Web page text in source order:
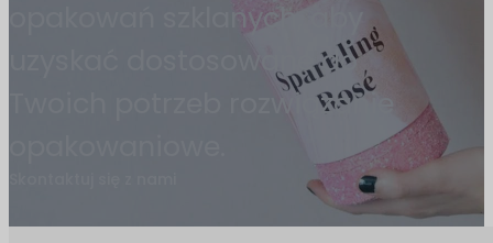
opakowań szklanych, aby
uzyskać dostosowane do
Twoich potrzeb rozwiązanie